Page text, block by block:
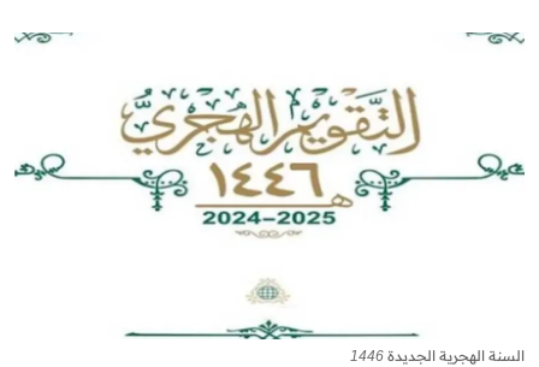
السنة الهجرية الجديدة 1446